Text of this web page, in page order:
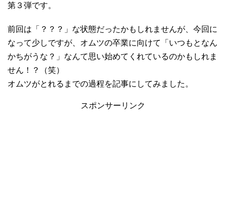
第３弾です。
前回は「？？？」な状態だったかもしれませんが、今回に
なって少しですが、オムツの卒業に向けて「いつもとなん
かちがうな？」なんて思い始めてくれているのかもしれま
せん！？（笑）
オムツがとれるまでの過程を記事にしてみました。
スポンサーリンク